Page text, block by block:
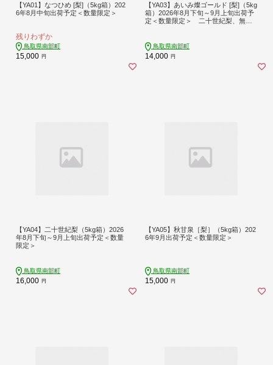
【YA01】なつひめ [梨]（5kg箱）202
6年8月中旬出荷予定＜数量限定＞
残りわずか
鳥取県南部町
15,000 円
【YA03】あいみ燦ゴールド [梨]（5kg
箱）2026年8月下旬～9月上旬出荷予
定＜数量限定＞ 二十世紀梨、無袋
鳥取県南部町
14,000 円
【YA04】二十世紀梨（5kg箱）2026
年8月下旬～9月上旬出荷予定＜数量
限定＞
鳥取県南部町
16,000 円
【YA05】秋甘泉［梨］（5kg箱）202
6年9月出荷予定＜数量限定＞
鳥取県南部町
15,000 円